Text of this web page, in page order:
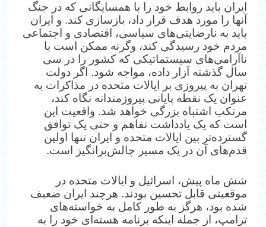
ایران باید روابط خود را با همسایگانی که در جنگ
آنها را مورد هدف قرار داد، بازسازی کند. و ایران
باید به نارضایتی‌های سیاسی، اقتصادی و اجتماعی
مردم خود رسیدگی کند، وگرنه ممکن است با
ناآرامی‌های سیستماتیکی که کشور را در سی
سال گذشته آزار داده، مواجه شود. اگر دولت
تهران به پیروزی بر ایالات متحده در مذاکرات به
عنوان یک نقطه پایانی پیروزمندانه نگاه کند،
مرتکب اشتباه بزرگی خواهد شد. واقعیت این
است که یک یادداشت تفاهم و حتی یک توافق
گسترده‌تر بین ایالات متحده و ایران تنها اولین
قدم‌های آن در یک مسیر چالش‌برانگیز است.
شش ماه پیش، اسرائیل و ایالات متحده در
موقعیتی قابل تحسین بودند. هرچند ایران ضعیف
شده بود، هرگز به طور کامل به خواسته‌های
ترامپ، از جمله اینکه برنامه هسته‌ای خود را به